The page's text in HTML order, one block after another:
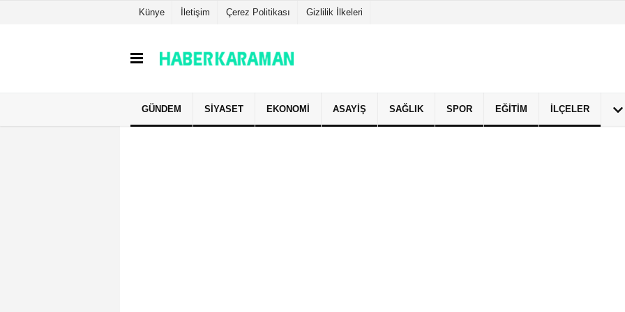
Künye İletişim Çerez Politikası Gizlilik İlkeleri
GÜNDEM SIYASET EKONOMI ASAYIŞ SAĞLIK SPOR EĞITIM İLÇELER